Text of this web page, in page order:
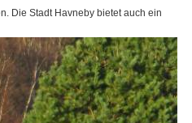
Die Stadt Havneby bietet auch ein